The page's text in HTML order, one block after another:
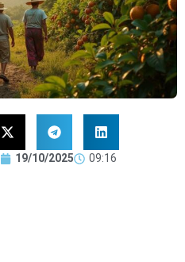
19/10/2025 09:16